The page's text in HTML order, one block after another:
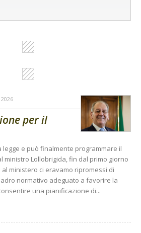
per il
legge e può finalmente programmare il
ministro Lollobrigida, fin dal primo giorno
ministero ci eravamo ripromessi di
normativo adeguato a favorire la
una pianificazione di...